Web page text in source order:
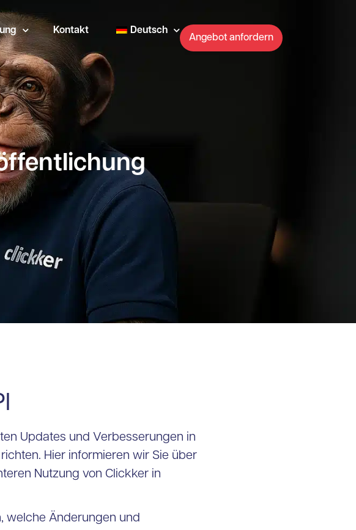
Kontakt Deutsch
Angebot anfordern
Updates und Verbesserungen in
Hier informieren wir Sie über
Nutzung von Clickker in
welche Änderungen und